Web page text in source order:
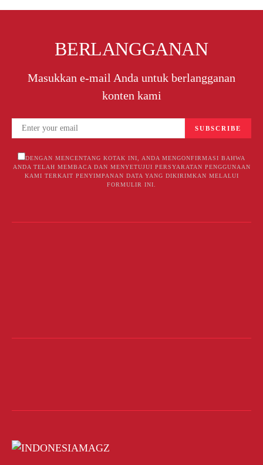
BERLANGGANAN
Masukkan e-mail Anda untuk berlangganan
konten kami
SUBSCRIBE
DENGAN MENCENTANG KOTAK INI, ANDA MENGONFIRMASI BAHWA
ANDA TELAH MEMBACA DAN MENYETUJUI PERSYARATAN PENGGUNAAN
KAMI TERKAIT PENYIMPANAN DATA YANG DIKIRIMKAN MELALUI
FORMULIR INI.